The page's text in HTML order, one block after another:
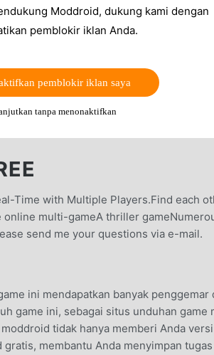
Time with Multiple Players.Find each
multi-gameA thriller
send me your questions via e-mail.
ini mendapatkan banyak penggemar
game ini, sebagai situs unduhan game
tidak hanya memberi Anda versi
membantu Anda menyimpan tugas
Moddroid, dukung kami dengan
pemblokir iklan Anda.
pemblokir iklan saya
tanpa menonaktifkan